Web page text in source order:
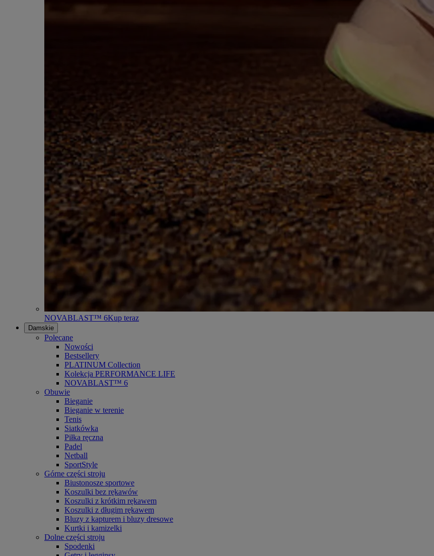
NOVABLAST™ 6Kup teraz
Damskie
Polecane
Nowości
Bestsellery
PLATINUM Collection
Kolekcja PERFORMANCE LIFE
NOVABLAST™ 6
Obuwie
Bieganie
Bieganie w terenie
Tenis
Siatkówka
Piłka ręczna
Padel
Netball
SportStyle
Górne części stroju
Biustonosze sportowe
Koszulki bez rękawów
Koszulki z krótkim rękawem
Koszulki z długim rękawem
Bluzy z kapturem i bluzy dresowe
Kurtki i kamizelki
Dolne części stroju
Spodenki